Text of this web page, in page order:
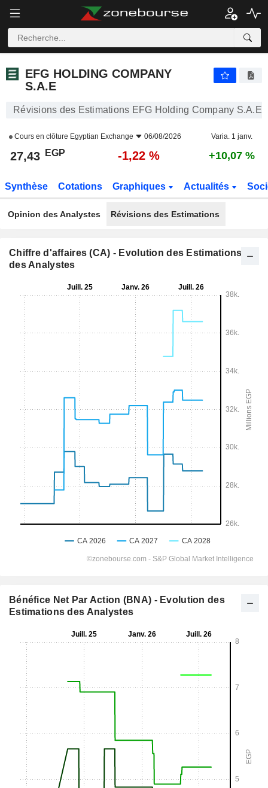
EFG HOLDING COMPANY
S.A.E
Révisions des Estimations EFG Holding Company S.A.E
Cours en clôture Egyptian Exchange 06/08/2026 Varia. 1 janv.
27,43 EGP -1,22 % +10,07 %
Synthèse Cotations Graphiques Actualités
Opinion des Analystes Révisions des Estimations
Chiffre d'affaires (CA) - Evolution des Estimations
des Analystes
Bénéfice Net Par Action (BNA) - Evolution des
Estimations des Analystes